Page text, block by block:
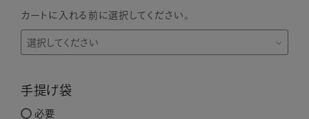
カートに入れる前に選択してください。
手提げ袋
必要